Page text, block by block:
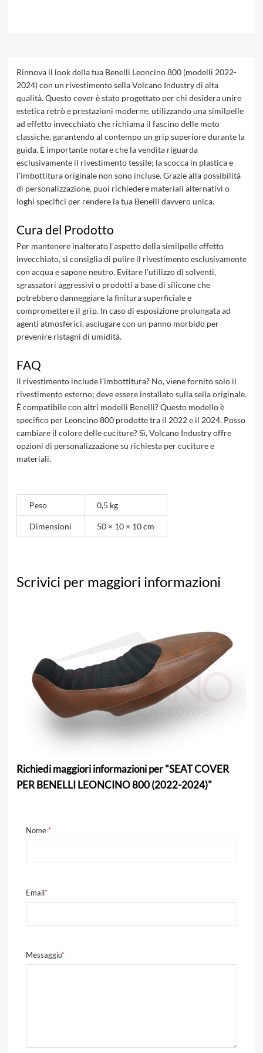
Rinnova il look della tua Benelli Leoncino 800 (modelli 2022-
2024) con un rivestimento sella Volcano Industry di alta
qualità. Questo cover è stato progettato per chi desidera unire
estetica retrò e prestazioni moderne, utilizzando una similpelle
ad effetto invecchiato che richiama il fascino delle moto
classiche, garantendo al contempo un grip superiore durante la
guida. È importante notare che la vendita riguarda
esclusivamente il rivestimento tessile; la scocca in plastica e
l’imbottitura originale non sono incluse. Grazie alla possibilità
di personalizzazione, puoi richiedere materiali alternativi o
loghi specifici per rendere la tua Benelli davvero unica.
Cura del Prodotto
Per mantenere inalterato l’aspetto della similpelle effetto
invecchiato, si consiglia di pulire il rivestimento esclusivamente
con acqua e sapone neutro. Evitare l’utilizzo di solventi,
sgrassatori aggressivi o prodotti a base di silicone che
potrebbero danneggiare la finitura superficiale e
compromettere il grip. In caso di esposizione prolungata ad
agenti atmosferici, asciugare con un panno morbido per
prevenire ristagni di umidità.
FAQ
Il rivestimento include l’imbottitura? No, viene fornito solo il
rivestimento esterno; deve essere installato sulla sella originale.
È compatibile con altri modelli Benelli? Questo modello è
specifico per Leoncino 800 prodotte tra il 2022 e il 2024. Posso
cambiare il colore delle cuciture? Sì, Volcano Industry offre
opzioni di personalizzazione su richiesta per cuciture e
materiali.
Peso 0,5 kg
Dimensioni 50 × 10 × 10 cm
Scrivici per maggiori informazioni
Richiedi maggiori informazioni per "SEAT COVER
PER BENELLI LEONCINO 800 (2022-2024)"
Nome*
Email*
Messaggio*